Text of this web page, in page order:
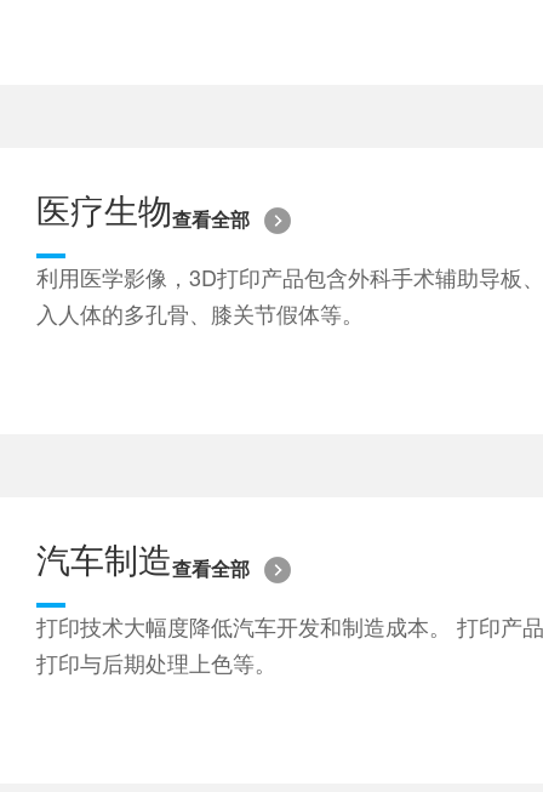
医疗生物查看全部
利用医学影像，3D打印产品包含外科手术辅助导板
入人体的多孔骨、膝关节假体等。
汽车制造查看全部
打印技术大幅度降低汽车开发和制造成本。 打印产
打印与后期处理上色等。